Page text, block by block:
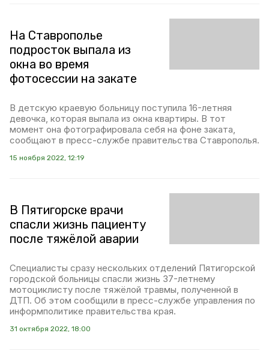
На Ставрополье
подросток выпала из
окна во время
фотосессии на закате
В детскую краевую больницу поступила 16-летняя
девочка, которая выпала из окна квартиры. В тот
момент она фотографировала себя на фоне заката,
сообщают в пресс-службе правительства Ставрополья.
15 ноября 2022, 12:19
В Пятигорске врачи
спасли жизнь пациенту
после тяжёлой аварии
Специалисты сразу нескольких отделений Пятигорской
городской больницы спасли жизнь 37-летнему
мотоциклисту после тяжёлой травмы, полученной в
ДТП. Об этом сообщили в пресс-службе управления по
информполитике правительства края.
31 октября 2022, 18:00